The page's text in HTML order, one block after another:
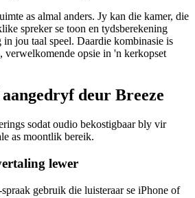
as almal anders. Jy kan die kamer, die
spreker se toon en tydsberekening
jou taal speel. Daardie kombinasie is
verwelkomende opsie in 'n kerkopset
deur Breeze
sodat oudio bekostigbaar bly vir
as moontlik bereik.
lewer
gebruik die luisteraar se iPhone of